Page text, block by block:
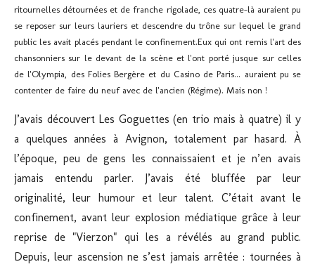
ritournelles détournées et de franche rigolade, ces quatre-là auraient pu
se reposer sur leurs lauriers et descendre du trône sur lequel le grand
public les avait placés pendant le confinement.Eux qui ont remis l'art des
chansonniers sur le devant de la scène et l'ont porté jusque sur celles
de l'Olympia, des Folies Bergère et du Casino de Paris... auraient pu se
contenter de faire du neuf avec de l'ancien (Régime). Mais non !
J’avais découvert Les Goguettes (en trio mais à quatre) il y
a quelques années à Avignon, totalement par hasard. À
l’époque, peu de gens les connaissaient et je n’en avais
jamais entendu parler. J’avais été bluffée par leur
originalité, leur humour et leur talent. C’était avant le
confinement, avant leur explosion médiatique grâce à leur
reprise de "Vierzon" qui les a révélés au grand public.
Depuis, leur ascension ne s’est jamais arrêtée : tournées à